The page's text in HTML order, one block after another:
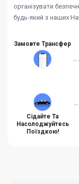
організувати
будь-який з наших
Замовте Трансфер
Сідайте Та
Насолоджуйтесь
Поїздкою!